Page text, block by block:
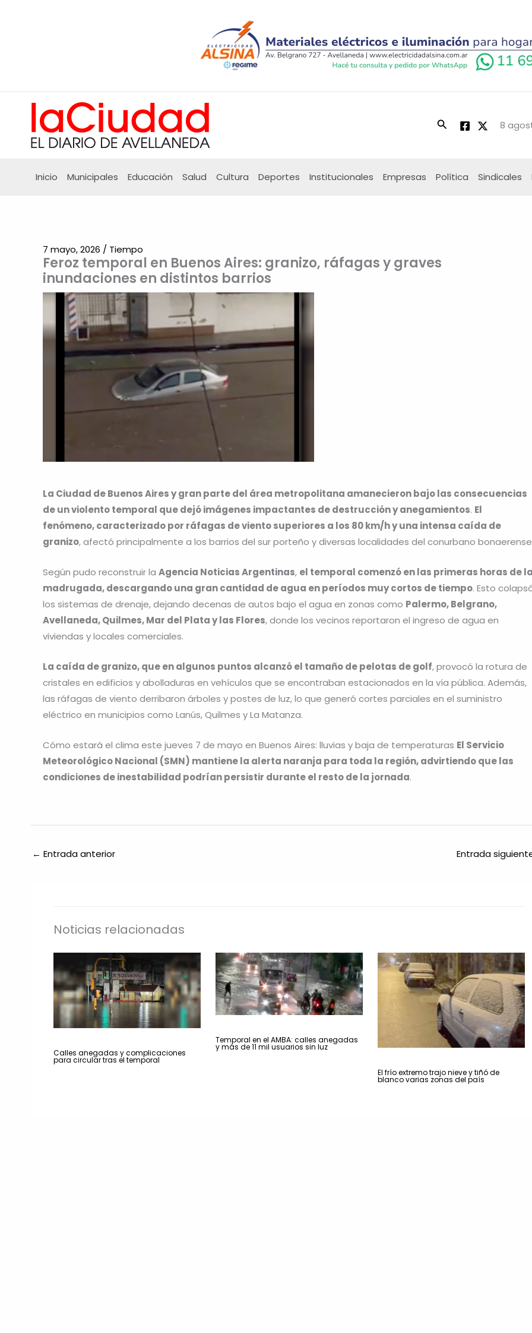
Buscar 8
Inicio Municipales Educación Salud Cultura Deportes Institucionales Empresas Política Sindicales
Feroz temporal en Buenos Aires: granizo, ráfagas y graves
inundaciones en distintos barrios
7 mayo, 2026 / Tiempo
La Ciudad de Buenos Aires y gran parte del área metropolitana amanecieron bajo las consecuencias
de un violento temporal que dejó imágenes impactantes de destrucción y anegamientos. El
fenómeno, caracterizado por ráfagas de viento superiores a los 80 km/h y una intensa caída de
granizo, afectó principalmente a los barrios del sur porteño y diversas localidades del conurbano
Según pudo reconstruir la Agencia Noticias Argentinas, el temporal comenzó en las primeras horas de
madrugada, descargando una gran cantidad de agua en períodos muy cortos de tiempo. Esto
los sistemas de drenaje, dejando decenas de autos bajo el agua en zonas como Palermo, Belgrano,
Avellaneda, Quilmes, Mar del Plata y las Flores, donde los vecinos reportaron el ingreso de agua en
viviendas y locales comerciales.
La caída de granizo, que en algunos puntos alcanzó el tamaño de pelotas de golf, provocó la rotura de
cristales en edificios y abolladuras en vehículos que se encontraban estacionados en la vía pública. Además,
las ráfagas de viento derribaron árboles y postes de luz, lo que generó cortes parciales en el suministro
eléctrico en municipios como Lanús, Quilmes y La Matanza.
Cómo estará el clima este jueves 7 de mayo en Buenos Aires: lluvias y baja de temperaturas El Servicio
Meteorológico Nacional (SMN) mantiene la alerta naranja para toda la región, advirtiendo que las
condiciones de inestabilidad podrían persistir durante el resto de la jornada.
← Entrada anterior Entrada
Noticias relacionadas
Calles anegadas y complicaciones
para circular tras el temporal
Temporal en el AMBA: calles anegadas
y más de 11 mil usuarios sin luz
El frío extremo trajo nieve y tiñó de
blanco varias zonas del país